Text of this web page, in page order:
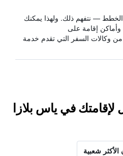
الخطط — نتفهم ذلك. ولهذا يمكنك
إقامة على
HotelsCombined من وكالات السفر التي تقدم خدمة
في ياس بلازا
الأكثر شعبية